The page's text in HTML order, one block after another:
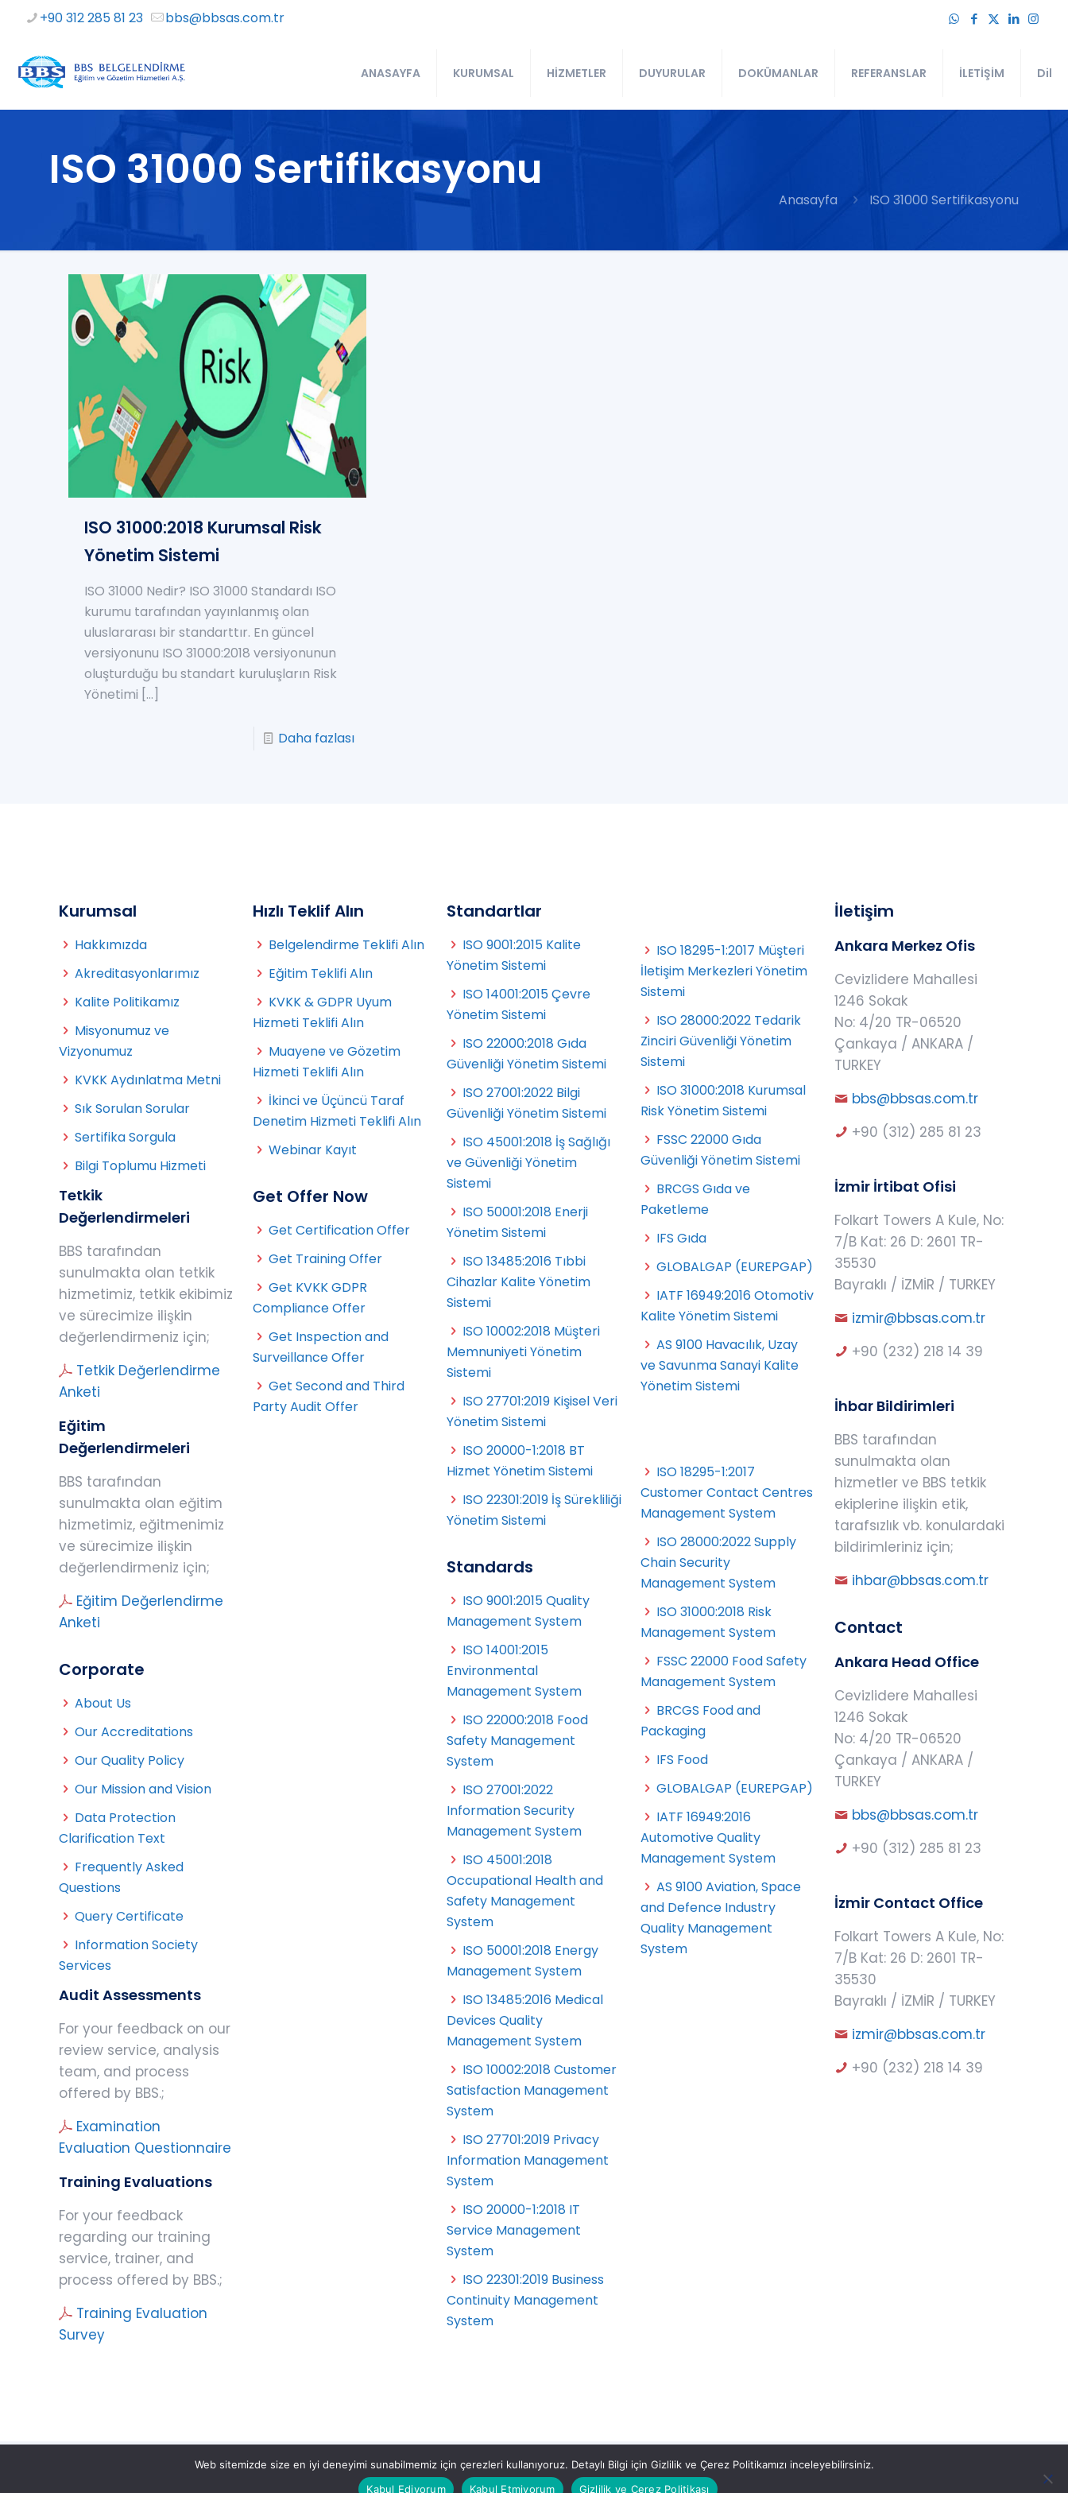
+90 312 285 81 23 bbs@bbsas.com.tr
ANASAYFA KURUMSAL HİZMETLER DUYURULAR DOKÜMANLAR REFERANSLAR İLETİŞİM Dil
ISO 31000 Sertifikasyonu
Anasayfa ISO 31000 Sertifikasyonu
ISO 31000:2018 Kurumsal Risk
Yönetim Sistemi
ISO 31000 Nedir? ISO 31000 Standardı ISO
kurumu tarafından yayınlanmış olan
uluslararası bir standarttır. En güncel
versiyonunu ISO 31000:2018 versiyonunun
oluşturduğu bu standart kuruluşların Risk
Yönetimi […]
Daha fazlası
Kurumsal
Hakkımızda
Akreditasyonlarımız
Kalite Politikamız
Misyonumuz ve
Vizyonumuz
KVKK Aydınlatma Metni
Sık Sorulan Sorular
Sertifika Sorgula
Bilgi Toplumu Hizmeti
Tetkik
Değerlendirmeleri
BBS tarafından
sunulmakta olan tetkik
hizmetimiz, tetkik ekibimiz
ve sürecimize ilişkin
değerlendirmeniz için;
Tetkik Değerlendirme
Anketi
Eğitim
Değerlendirmeleri
BBS tarafından
sunulmakta olan eğitim
hizmetimiz, eğitmenimiz
ve sürecimize ilişkin
değerlendirmeniz için;
Eğitim Değerlendirme
Anketi
Corporate
About Us
Our Accreditations
Our Quality Policy
Our Mission and Vision
Data Protection
Clarification Text
Frequently Asked
Questions
Query Certificate
Information Society
Services
Audit Assessments
For your feedback on our
review service, analysis
team, and process
offered by BBS.;
Examination
Evaluation Questionnaire
Training Evaluations
For your feedback
regarding our training
service, trainer, and
process offered by BBS.;
Training Evaluation
Survey
Hızlı Teklif Alın
Belgelendirme Teklifi Alın
Eğitim Teklifi Alın
KVKK & GDPR Uyum
Hizmeti Teklifi Alın
Muayene ve Gözetim
Hizmeti Teklifi Alın
İkinci ve Üçüncü Taraf
Denetim Hizmeti Teklifi Alın
Webinar Kayıt
Get Offer Now
Get Certification Offer
Get Training Offer
Get KVKK GDPR
Compliance Offer
Get Inspection and
Surveillance Offer
Get Second and Third
Party Audit Offer
Standartlar
ISO 9001:2015 Kalite
Yönetim Sistemi
ISO 14001:2015 Çevre
Yönetim Sistemi
ISO 22000:2018 Gıda
Güvenliği Yönetim Sistemi
ISO 27001:2022 Bilgi
Güvenliği Yönetim Sistemi
ISO 45001:2018 İş Sağlığı
ve Güvenliği Yönetim
Sistemi
ISO 50001:2018 Enerji
Yönetim Sistemi
ISO 13485:2016 Tıbbi
Cihazlar Kalite Yönetim
Sistemi
ISO 10002:2018 Müşteri
Memnuniyeti Yönetim
Sistemi
ISO 27701:2019 Kişisel Veri
Yönetim Sistemi
ISO 20000-1:2018 BT
Hizmet Yönetim Sistemi
ISO 22301:2019 İş Sürekliliği
Yönetim Sistemi
Standards
ISO 9001:2015 Quality
Management System
ISO 14001:2015
Environmental
Management System
ISO 22000:2018 Food
Safety Management
System
ISO 27001:2022
Information Security
Management System
ISO 45001:2018
Occupational Health and
Safety Management
System
ISO 50001:2018 Energy
Management System
ISO 13485:2016 Medical
Devices Quality
Management System
ISO 10002:2018 Customer
Satisfaction Management
System
ISO 27701:2019 Privacy
Information Management
System
ISO 20000-1:2018 IT
Service Management
System
ISO 22301:2019 Business
Continuity Management
System
ISO 18295-1:2017 Müşteri
İletişim Merkezleri Yönetim
Sistemi
ISO 28000:2022 Tedarik
Zinciri Güvenliği Yönetim
Sistemi
ISO 31000:2018 Kurumsal
Risk Yönetim Sistemi
FSSC 22000 Gıda
Güvenliği Yönetim Sistemi
BRCGS Gıda ve
Paketleme
IFS Gıda
GLOBALGAP (EUREPGAP)
IATF 16949:2016 Otomotiv
Kalite Yönetim Sistemi
AS 9100 Havacılık, Uzay
ve Savunma Sanayi Kalite
Yönetim Sistemi
ISO 18295-1:2017
Customer Contact Centres
Management System
ISO 28000:2022 Supply
Chain Security
Management System
ISO 31000:2018 Risk
Management System
FSSC 22000 Food Safety
Management System
BRCGS Food and
Packaging
IFS Food
GLOBALGAP (EUREPGAP)
IATF 16949:2016
Automotive Quality
Management System
AS 9100 Aviation, Space
and Defence Industry
Quality Management
System
İletişim
Ankara Merkez Ofis
Cevizlidere Mahallesi
1246 Sokak
No: 4/20 TR-06520
Çankaya / ANKARA /
TURKEY
bbs@bbsas.com.tr
+90 (312) 285 81 23
İzmir İrtibat Ofisi
Folkart Towers A Kule, No:
7/B Kat: 26 D: 2601 TR-
35530
Bayraklı / İZMİR / TURKEY
izmir@bbsas.com.tr
+90 (232) 218 14 39
İhbar Bildirimleri
BBS tarafından
sunulmakta olan
hizmetler ve BBS tetkik
ekiplerine ilişkin etik,
tarafsızlık vb. konulardaki
bildirimleriniz için;
ihbar@bbsas.com.tr
Contact
Ankara Head Office
Cevizlidere Mahallesi
1246 Sokak
No: 4/20 TR-06520
Çankaya / ANKARA /
TURKEY
bbs@bbsas.com.tr
+90 (312) 285 81 23
İzmir Contact Office
Folkart Towers A Kule, No:
7/B Kat: 26 D: 2601 TR-
35530
Bayraklı / İZMİR / TURKEY
izmir@bbsas.com.tr
+90 (232) 218 14 39
© 2025 BBS Belgelendirme Eğitim ve Gözetim Hizmetleri A.Ş. All Rights Reserved.
Web sitemizde size en iyi deneyimi sunabilmemiz için çerezleri kullanıyoruz. Detaylı Bilgi için Gizlilik ve Çerez Politikamızı inceleyebilirsiniz.
Kabul Ediyorum
Kabul Etmiyorum Gizlilik ve Çerez Politikası